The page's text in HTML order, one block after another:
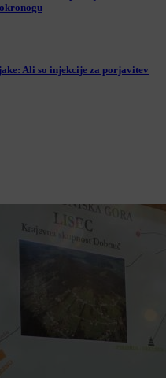
Ali so injekcije za porjavitev